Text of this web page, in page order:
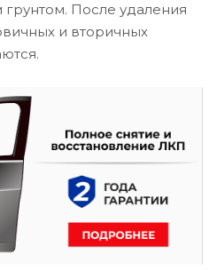
После удаления
и вторичных